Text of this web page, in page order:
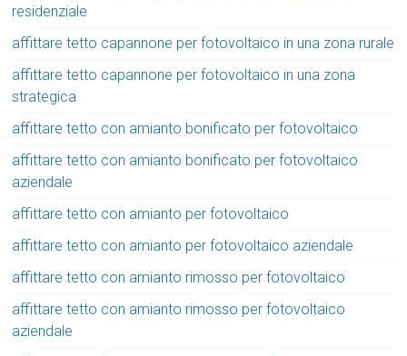
residenziale
affittare tetto capannone per fotovoltaico in una zona rurale
affittare tetto capannone per fotovoltaico in una zona
strategica
affittare tetto con amianto bonificato per fotovoltaico
affittare tetto con amianto bonificato per fotovoltaico
aziendale
affittare tetto con amianto per fotovoltaico
affittare tetto con amianto per fotovoltaico aziendale
affittare tetto con amianto rimosso per fotovoltaico
affittare tetto con amianto rimosso per fotovoltaico
aziendale